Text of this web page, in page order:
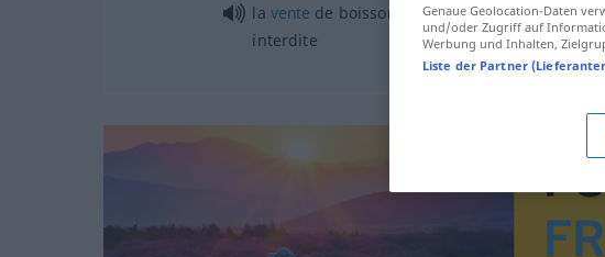
la vente de boissons alcooliséesauxjeunes est
interdite
Genaue Geolocation-Daten
und/oder Zugriff auf
Werbung und Inhalten,
Liste der Partner